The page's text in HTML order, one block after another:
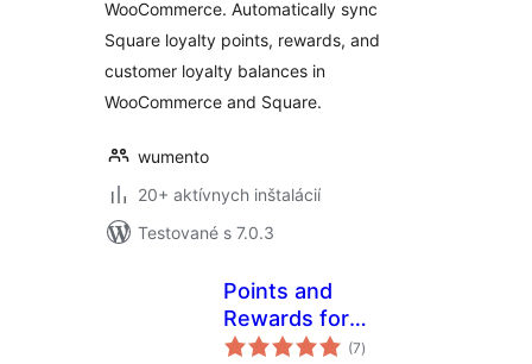
WooCommerce. Automatically sync
Square loyalty points, rewards, and
customer loyalty balances in
WooCommerce and Square.
wumento
20+ aktívnych inštalácií
Testované s 7.0.3
Points and
Rewards for
WooCommerce –
(7celkové
hodnotenie
)